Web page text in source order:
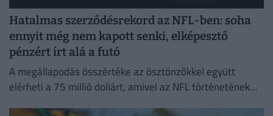
Hatalmas szerződésrekord az NFL-ben: soha
ennyit még nem kapott senki, elképesztő
pénzért írt alá a futó
A megállapodás összértéke az ösztönzőkkel együtt
elérheti a 75 millió dollárt, amivel az NFL történetének